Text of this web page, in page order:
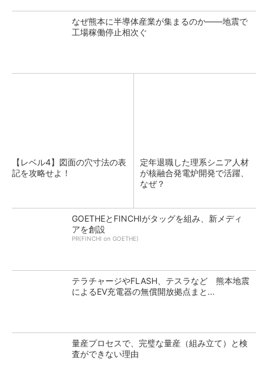
なぜ熊本に半導体産業が集まるのか――地震で
工場稼働停止相次ぐ
【レベル4】図面の穴寸法の表
記を攻略せよ！
定年退職した理系シニア人材
が核融合発電炉開発で活躍、
なぜ？
GOETHEとFINCHIがタッグを組み、新メディ
アを創設
PR(FINCHI on GOETHE)
テラチャージやFLASH、テスラなど 熊本地震
によるEV充電器の無償開放拠点まと...
量産プロセスで、完璧な量産（組み立て）と検
査ができない理由